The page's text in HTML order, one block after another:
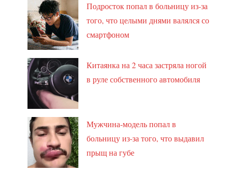
Подросток попал в больницу из-за
того, что целыми днями валялся со
смартфоном
Китаянка на 2 часа застряла ногой
в руле собственного автомобиля
Мужчина-модель попал в
больницу из-за того, что выдавил
прыщ на губе